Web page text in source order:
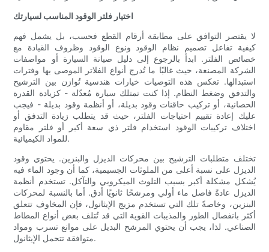
اختيار فلتر الوقود المناسب لسيارتك
لا يقتصر التوافق على مطابقة أرقام القطع فحسب، بل يشمل فهم
كيفية تفاعل تصميم نظام الوقود ونوع الوقود وظروف القيادة مع
خصائص الفلتر. ابدأ بالرجوع إلى دليل صيانة السيارة أو مواصفات
الشركة المصنعة، حيث غالبًا ما تُدرج أنواع الفلاتر الموصى بها وفترات
استبدالها. تعكس هذه التوصيات خيارات هندسية تُوازن بين الترشيح
والتدفق وضغط النظام. إذا كنت تمتلك سيارة مُعدّلة - كزيادة القدرة
الحصانية، أو تركيب حاقنات وقود بديلة، أو أنظمة وقود بديلة - فيجب
عليك إعادة تقييم احتياجات الفلتر، حيث قد يتطلب زيادة التدفق أو
اختلاف تركيبات الوقود استخدام فلتر ذي سعة أكبر أو فلتر مقاوم
للمواد الكيميائية.
تختلف متطلبات الترشيح بين محركات الديزل والبنزين. يحتوي وقود
الديزل على نسبة أعلى من الملوثات الجسيمية، كما أن وجود الماء فيه
يُشكل مشكلة أكبر بسبب التلوث الميكروبي والتآكل. تستخدم أنظمة
الديزل عادةً فاصل ماء أولي ومرشحًا ثانويًا أدق. أما بالنسبة لمحركات
البنزين، وخاصةً تلك التي تستخدم مزيج الإيثانول، فإن المخاوف تتعلق
أكثر بانفصال الطور والمذيبات القوية التي قد تُتلف بعض أنواع المطاط
الصناعي. لذا، يجب أن يحتوي المرشح البديل على موانع تسرب ومواد
متوافقة تتحمل الإيثانول.